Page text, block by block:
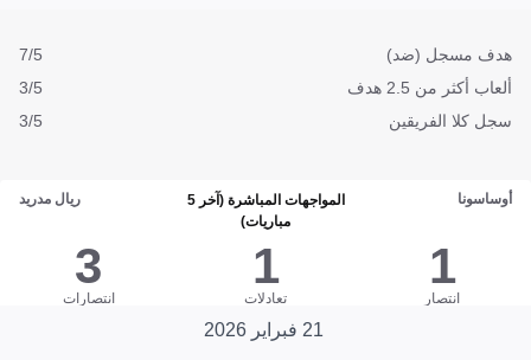
هدف مسجل (ضد)
7/5
ألعاب أكثر من 2.5 هدف
3/5
سجل كلا الفريقين
3/5
أوساسونا
المواجهات المباشرة (آخر 5
مباريات)
ريال مدريد
1
انتصار
1
تعادلات
3
انتصارات
21 فبراير 2026